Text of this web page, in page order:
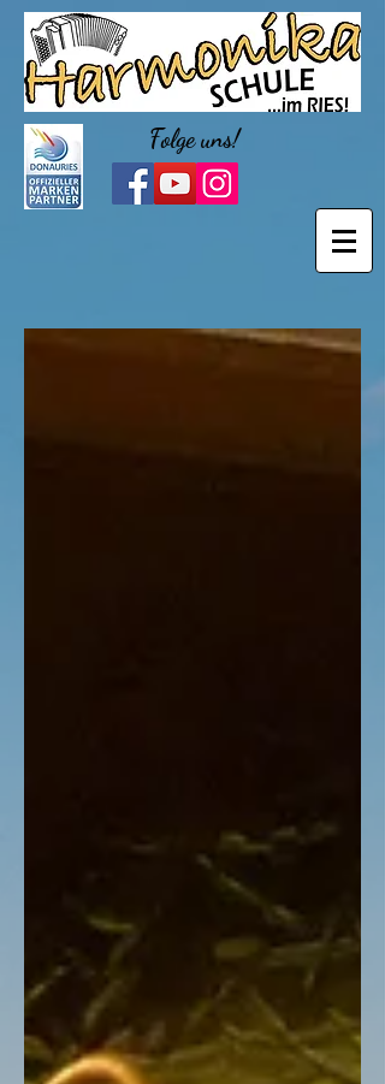
Folge uns!